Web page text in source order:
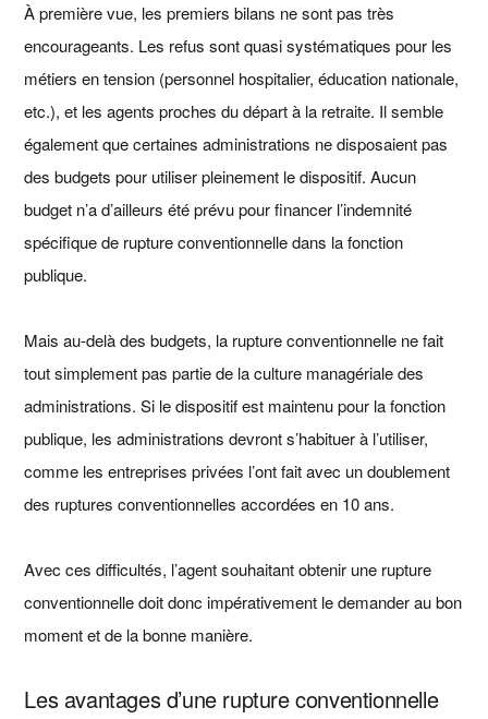
À première vue, les premiers bilans ne sont pas très
encourageants. Les refus sont quasi systématiques pour les
métiers en tension (personnel hospitalier, éducation nationale,
etc.), et les agents proches du départ à la retraite. Il semble
également que certaines administrations ne disposaient pas
des budgets pour utiliser pleinement le dispositif. Aucun
budget n’a d’ailleurs été prévu pour financer l’indemnité
spécifique de rupture conventionnelle dans la fonction
publique.
Mais au-delà des budgets, la rupture conventionnelle ne fait
tout simplement pas partie de la culture managériale des
administrations. Si le dispositif est maintenu pour la fonction
publique, les administrations devront s’habituer à l’utiliser,
comme les entreprises privées l’ont fait avec un doublement
des ruptures conventionnelles accordées en 10 ans.
Avec ces difficultés, l’agent souhaitant obtenir une rupture
conventionnelle doit donc impérativement le demander au bon
moment et de la bonne manière.
Les avantages d’une rupture conventionnelle